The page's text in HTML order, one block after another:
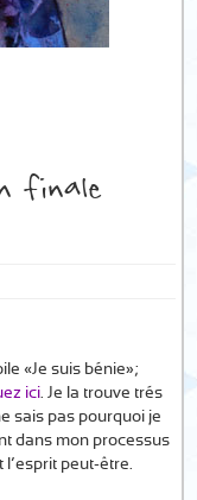
finale
«Je suis bénie»;
ici. Je la trouve trés
sais pas pourquoi je
dans mon processus
peut-être.